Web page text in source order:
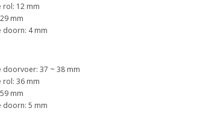
rol: 12 mm
mm
doorn: 4 mm
doorvoer: 37 ~ 38 mm
rol: 36 mm
mm
doorn: 5 mm